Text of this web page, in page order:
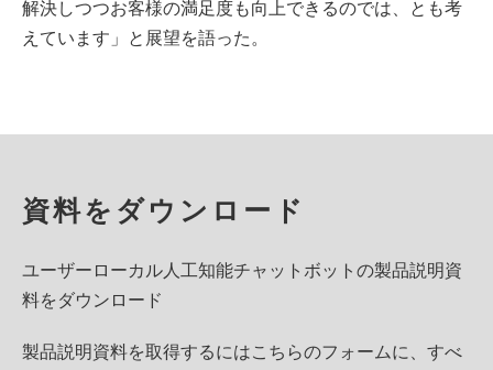
解決しつつお客様の満足度も向上できるのでは、とも考
えています」と展望を語った。
資料をダウンロード
ユーザーローカル人工知能チャットボットの製品説明資
料をダウンロード
製品説明資料を取得するにはこちらのフォームに、すべ